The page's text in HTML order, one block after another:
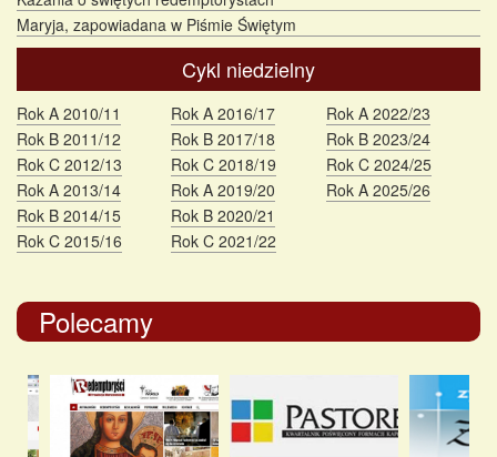
Maryja, zapowiadana w Piśmie Świętym
Cykl niedzielny
Rok A 2010/11
Rok B 2011/12
Rok C 2012/13
Rok A 2013/14
Rok B 2014/15
Rok C 2015/16
Rok A 2016/17
Rok B 2017/18
Rok C 2018/19
Rok A 2019/20
Rok B 2020/21
Rok C 2021/22
Rok A 2022/23
Rok B 2023/24
Rok C 2024/25
Rok A 2025/26
Polecamy